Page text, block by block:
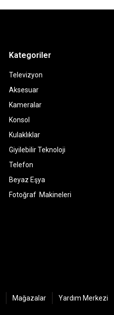
Kategoriler
Televizyon
Aksesuar
Kameralar
Konsol
Kulaklıklar
Giyilebilir Teknoloji
Telefon
Beyaz Eşya
Fotoğraf Makineleri
Mağazalar Yardım Merkezi